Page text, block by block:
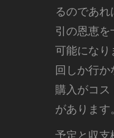
るのであれ
引の恩恵を
可能にな
回しか行
購入がコス
があります